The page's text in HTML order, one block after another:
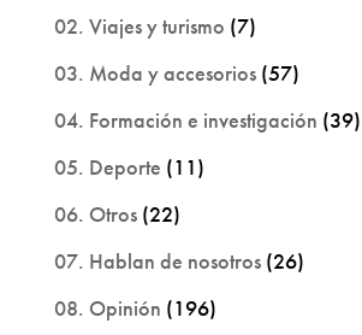
02. Viajes y turismo (7)
03. Moda y accesorios(57)
04. Formación e investigación (39)
05. Deporte (11)
06. Otros(22)
07. Hablan de nosotros(26)
08. Opinión (196)